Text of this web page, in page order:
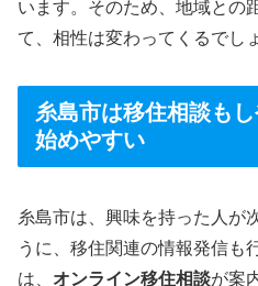
います。そのため、地域との
て、相性は変わってくるでし
糸島市は移住相談も
始めやすい
糸島市は、興味を持った人が
うに、移住関連の情報発信も
は、 オンライン移住相談が案